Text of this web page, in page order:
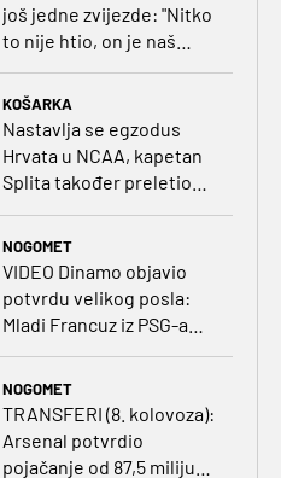
još jedne zvijezde: "Nitko
to nije htio, on je naš
KOŠARKA
Nastavlja se egzodus
Hrvata u NCAA, kapetan
Splita također preletio
NOGOMET
VIDEO Dinamo objavio
potvrdu velikog posla:
Mladi Francuz iz PSG-a
zadužio dres Plavih!
NOGOMET
TRANSFERI (8. kolovoza):
Arsenal potvrdio
pojačanje od 87,5 milijuna